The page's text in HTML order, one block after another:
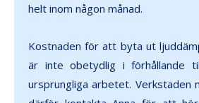
helt inom någon månad.
Kostnaden för att byta ut
är inte obetydlig i förhållande
ursprungliga arbetet. Verkstaden